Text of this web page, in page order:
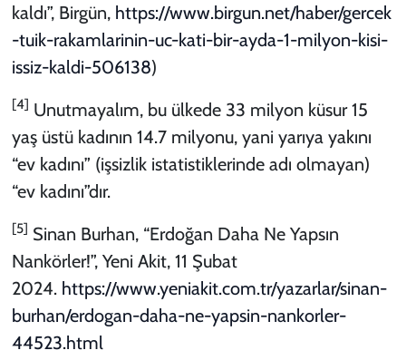
kaldı”, Birgün, https://www.birgun.net/haber/gercek
-tuik-rakamlarinin-uc-kati-bir-ayda-1-milyon-kisi-
issiz-kaldi-506138)
[4] Unutmayalım, bu ülkede 33 milyon küsur 15
yaş üstü kadının 14.7 milyonu, yani yarıya yakını
“ev kadını” (işsizlik istatistiklerinde adı olmayan)
“ev kadını”dır.
[5] Sinan Burhan, “Erdoğan Daha Ne Yapsın
Nankörler!”, Yeni Akit,11 Şubat
2024. https://www.yeniakit.com.tr/yazarlar/sinan-
burhan/erdogan-daha-ne-yapsin-nankorler-
44523.html